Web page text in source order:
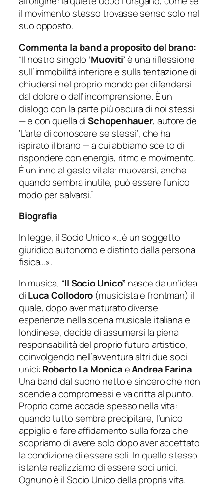
il movimento stesso trovasse senso solo nel
suo opposto.
Commenta la band a proposito del brano:
“Il nostro singolo ‘Muoviti’è una riflessione
sull’immobilità interiore e sulla tentazione di
chiudersi nel proprio mondo per difendersi
dal dolore o dall’incomprensione. È un
dialogo con la parte più oscura di noi stessi
— e con quella diSchopenhauer, autore de
‘L’arte di conoscere se stessi’, che ha
ispirato il brano — a cui abbiamo scelto di
rispondere con energia, ritmo e movimento.
È un inno al gesto vitale: muoversi, anche
quando sembra inutile, può essere l’unico
modo per salvarsi.”
Biografia
In legge, il Socio Unico «…è un soggetto
giuridico autonomo e distinto dalla persona
fisica…».
In musica, “Il Socio Unico” nasce da un’idea
di Luca Collodoro (musicista e frontman) il
quale, dopo aver maturato diverse
esperienze nella scena musicale italiana e
londinese, decide di assumersi la piena
responsabilità del proprio futuro artistico,
coinvolgendo nell’avventura altri due soci
unici:Roberto La MonicaeAndrea Farina.
Una band dal suono netto e sincero che non
scende a compromessi e va dritta al punto.
Proprio come accade spesso nella vita:
quando tutto sembra precipitare, l’unico
appiglio è fare affidamento sulla forza che
scopriamo di avere solo dopo aver accettato
la condizione di essere soli. In quello stesso
istante realizziamo di essere soci unici.
Ognuno è il Socio Unico della propria vita.